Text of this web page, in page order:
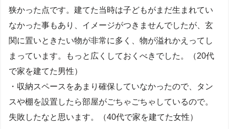
狭かった点です。建てた当時は子どもがまだ生まれてい
なかった事もあり、イメージがつきませんでしたが、玄
関に置いときたい物が非常に多く、物が溢れかえってし
まっています。もっと広くしておくべきでした。（20代
で家を建てた男性）
・収納スペースをあまり確保していなかったので、タン
スや棚を設置したら部屋がごちゃごちゃしているので。
失敗したなと思います。（40代で家を建てた女性）